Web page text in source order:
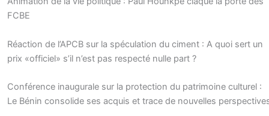
FCBE
Réaction de l’APCB sur la spéculation du ciment : A quoi sert un
prix «officiel» s’il n’est pas respecté nulle part ?
Conférence inaugurale sur la protection du patrimoine culturel :
Le Bénin consolide ses acquis et trace de nouvelles